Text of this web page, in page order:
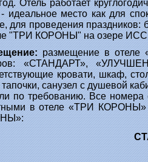
Отель работает
идеальное место как для
для проведения
"ТРИ КОРОНЫ" на озере
: размещение в отеле
«СТАНДАРТ»,
кровати, шкаф,
санузел с душевой
по требованию. Все
в отеле «ТРИ КОРОНЫ»